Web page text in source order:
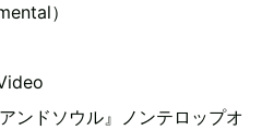
）
ンドソウル』ノンテロップオ